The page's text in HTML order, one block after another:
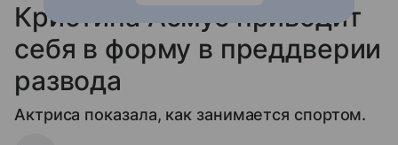
Кристина Асмус приводит
себя в форму в преддверии
развода
Актриса показала, как занимается спортом.